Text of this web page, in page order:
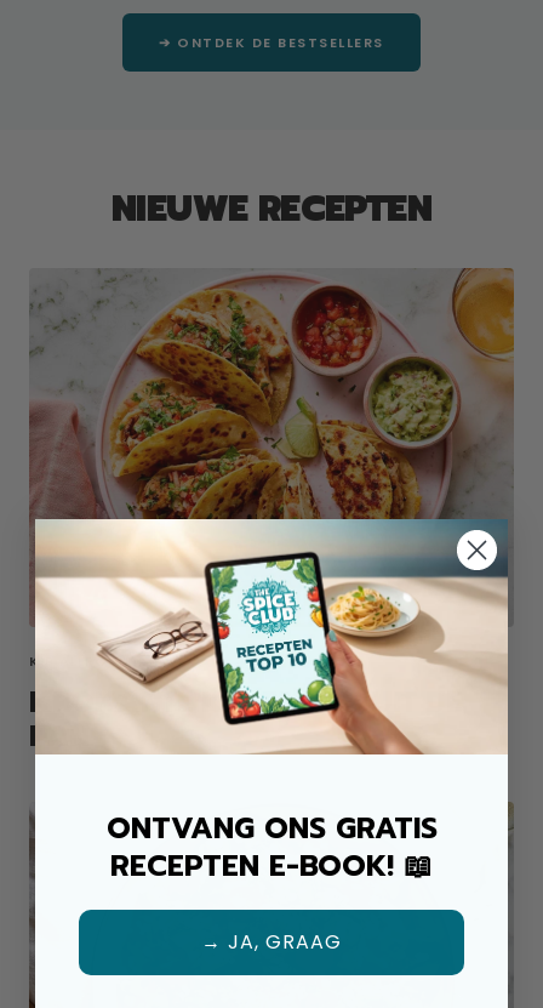
➔ ONTDEK DE BESTSELLERS
NIEUWE RECEPTEN
KIP ALLROUND MIX
KROKANTE KIP TACO'S UIT DE
PAN
ONTVANG ONS GRATIS
RECEPTEN E-BOOK! 📖
→ JA, GRAAG